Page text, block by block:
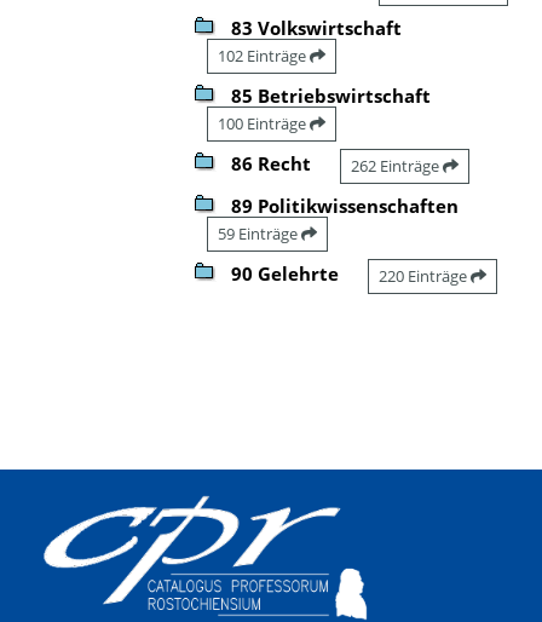
83 Volkswirtschaft
102 Einträge
85 Betriebswirtschaft
100 Einträge
86 Recht 262 Einträge
89 Politikwissenschaften
59 Einträge
90 Gelehrte 220 Einträge